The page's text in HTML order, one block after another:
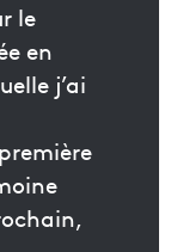
le
en
j’ai